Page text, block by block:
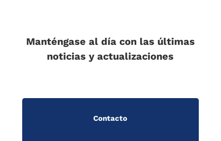
Manténgase al día con las últimas
noticias y actualizaciones
Contacto